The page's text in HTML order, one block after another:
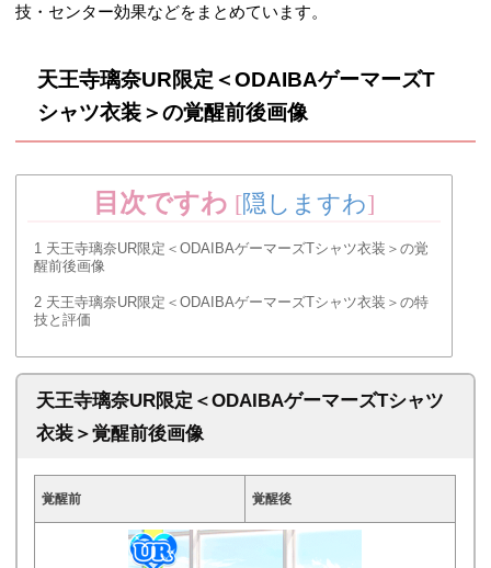
技・センター効果などをまとめています。
天王寺璃奈UR限定＜ODAIBAゲーマーズT
シャツ衣装＞の覚醒前後画像
目次ですわ [隠しますわ]
1 天王寺璃奈UR限定＜ODAIBAゲーマーズTシャツ衣装＞の覚
醒前後画像
2 天王寺璃奈UR限定＜ODAIBAゲーマーズTシャツ衣装＞の特
技と評価
天王寺璃奈UR限定＜ODAIBAゲーマーズTシャツ
衣装＞覚醒前後画像
覚醒前 覚醒後